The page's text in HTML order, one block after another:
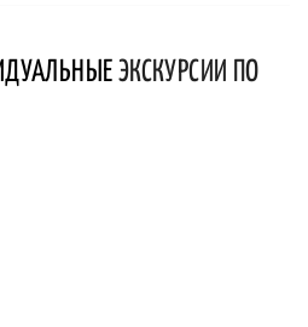
ЭКСКУРСИИ ПО